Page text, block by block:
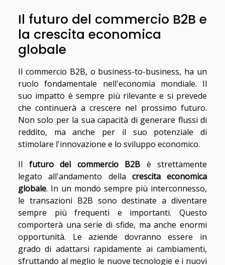
Il futuro del commercio B2B e
la crescita economica
globale
Il commercio B2B, o business-to-business, ha un
ruolo fondamentale nell'economia mondiale. Il
suo impatto è sempre più rilevante e si prevede
che continuerà a crescere nel prossimo futuro.
Non solo per la sua capacità di generare flussi di
reddito, ma anche per il suo potenziale di
stimolare l'innovazione e lo sviluppo economico.
Il futuro del commercio B2B è strettamente
legato all'andamento della crescita economica
globale. In un mondo sempre più interconnesso,
le transazioni B2B sono destinate a diventare
sempre più frequenti e importanti. Questo
comporterà una serie di sfide, ma anche enormi
opportunità. Le aziende dovranno essere in
grado di adattarsi rapidamente ai cambiamenti,
sfruttando al meglio le nuove tecnologie e i nuovi